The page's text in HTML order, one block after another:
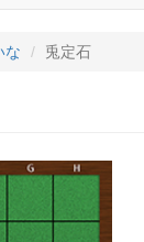
な 兎定石